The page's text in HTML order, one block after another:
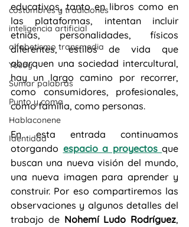
costumbres y tradiciones
inteligencia artificial
alfabetismo transmedia
Yosoy
Sumar palabras
Punto y coma
Hablaconene
Identidad
educativos, tanto en libros como en
las plataformas, intentan incluir
etnias, personalidades, físicos
diferentes, estilos de vida que
abarquen una sociedad intercultural,
hay un largo camino por recorrer,
como consumidores, profesionales,
como familia, como personas.
En esta entrada continuamos
otorgando espacio a proyectos que
buscan una nueva visión del mundo,
una nueva imagen para aprender y
construir. Por eso compartiremos las
observaciones y algunos detalles del
trabajo de Nohemí Ludo Rodríguez,